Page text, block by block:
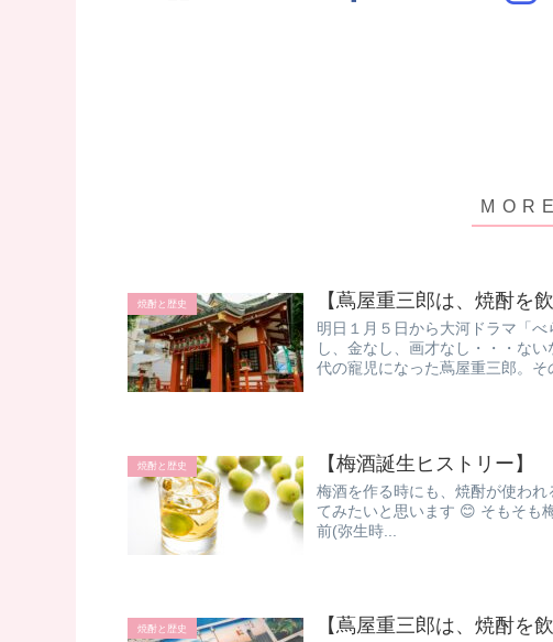
焼酎と歴史 【蔦屋重三郎は、焼酎を
明日１月５日から大河ドラマ「
し、金なし、画才なし・・・な
代の寵児になった蔦屋重三郎。
焼酎と歴史 【梅酒誕生ヒストリー】
梅酒を作る時にも、焼酎が使わ
てみたいと思います 😊 そもそも
前(弥生時...
焼酎と歴史 【蔦屋重三郎は、焼酎を